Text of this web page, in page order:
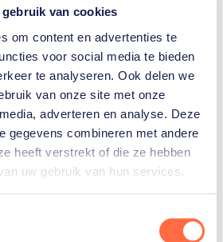
van cookies
om content en advertenties te
voor social media te bieden
te analyseren. Ook delen we
van onze site met onze
adverteren en analyse. Deze
gegevens combineren met andere
heeft verstrekt of die ze hebben
uw gebruik van hun services.
medailles
1
2